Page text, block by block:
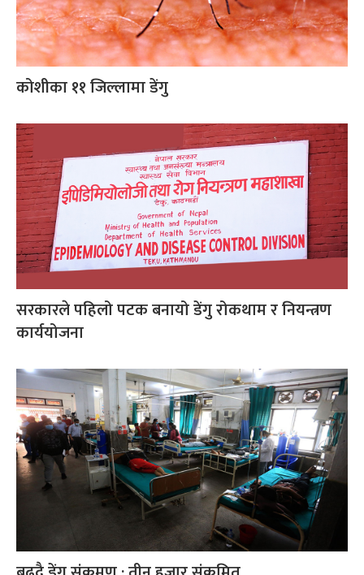
कोशीका ११ जिल्लामा डेंगु
सरकारले पहिलो पटक बनायो डेंगु रोकथाम र नियन्त्रण
कार्ययोजना